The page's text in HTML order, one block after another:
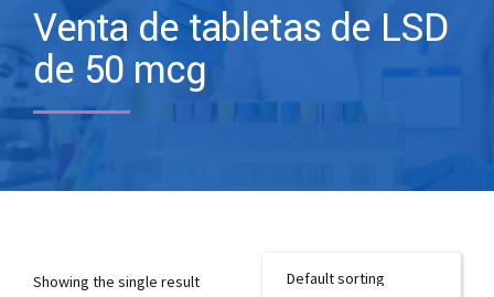
Venta de tabletas de LSD
de 50 mcg
Showing the single result